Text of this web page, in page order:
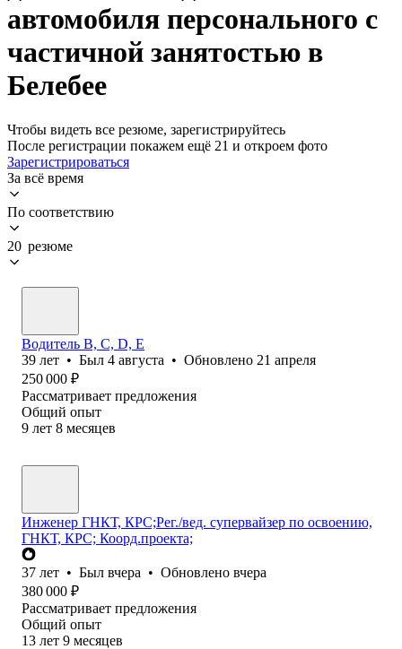
автомобиля персонального с
частичной занятостью в
Белебее
Чтобы видеть все резюме, зарегистрируйтесь
После регистрации покажем ещё 21 и откроем фото
Зарегистрироваться
За всё время
По соответствию
20 резюме
Водитель B, C, D, E
39 лет • Был 4 августа • Обновлено 21 апреля
250 000 ₽
Рассматривает предложения
Общий опыт
9 лет 8 месяцев
Инженер ГНКТ, КРС;Рег./вед. супервайзер по освоению,
ГНКТ, КРС; Коорд.проекта;
37 лет • Был вчера • Обновлено вчера
380 000 ₽
Рассматривает предложения
Общий опыт
13 лет 9 месяцев